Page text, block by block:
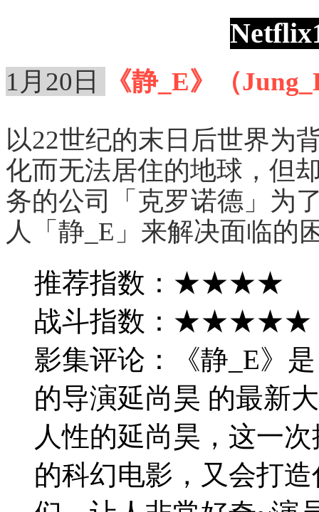
1月20日
《静_E》（
以22世纪的末日后世界为
化而无法居住的地球，但
务的公司「克罗诺德」为
人「静_E」来解决面临的
推荐指数：★★★★
战斗指数：★★★★★
影集评论：《静_E》
的导演延尚昊 的最新
人性的延尚昊，这一
的科幻电影，又会打